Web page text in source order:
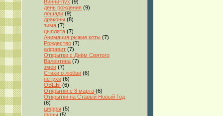
Винни-пух (9)
день рождения (9)
лошади (9)
драконы (8)
зима (7)
цыплята (7)
Анимация рыжие коты (7)
Рождество (7)
алфавит (7)
Открытки с Днём Святого
Валентина (7)
змеи (7)
Стихи о любви (6)
петухи (6)
ОВЦЫ (6)
Открытки с 8 марта (6)
Открытки на Старый Новый Год
(6)
цифры (5)
фоны (5)